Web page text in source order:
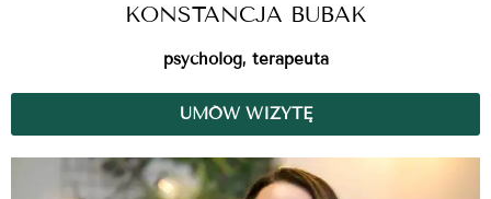
KONSTANCJA BUBAK
psycholog, terapeuta
UMÓW WIZYTĘ